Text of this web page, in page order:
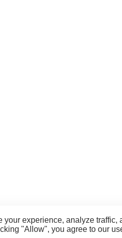
your experience, analyze traffic,
"Allow", you agree to our